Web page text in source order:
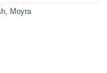
Moyra